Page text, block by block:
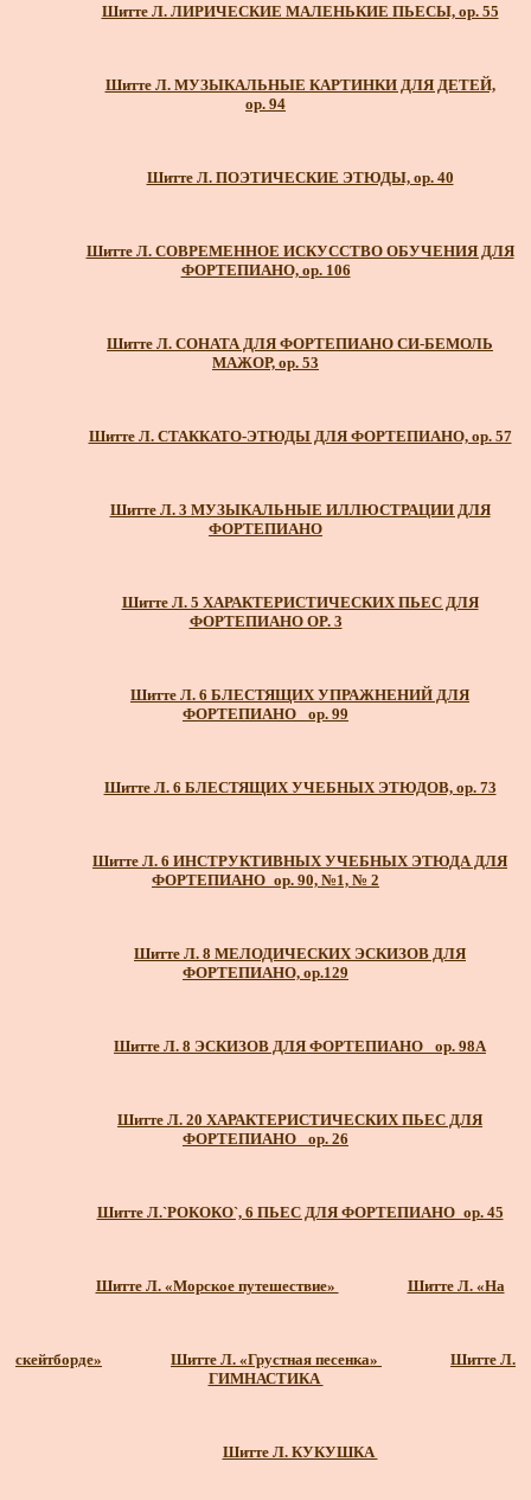
Шитте Л. ЛИРИЧЕСКИЕ МАЛЕНЬКИЕ ПЬЕСЫ, ор. 55
Шитте Л. МУЗЫКАЛЬНЫЕ КАРТИНКИ ДЛЯ ДЕТЕЙ,
ор. 94
Шитте Л. ПОЭТИЧЕСКИЕ ЭТЮДЫ, ор. 40
Шитте Л. СОВРЕМЕННОЕ ИСКУССТВО ОБУЧЕНИЯ ДЛЯ
ФОРТЕПИАНО, ор. 106
Шитте Л. СОНАТА ДЛЯ ФОРТЕПИАНО СИ-БЕМОЛЬ
МАЖОР, ор. 53
Шитте Л. СТАККАТО-ЭТЮДЫ ДЛЯ ФОРТЕПИАНО, ор. 57
Шитте Л. 3 МУЗЫКАЛЬНЫЕ ИЛЛЮСТРАЦИИ ДЛЯ
ФОРТЕПИАНО
Шитте Л. 5 ХАРАКТЕРИСТИЧЕСКИХ ПЬЕС ДЛЯ
ФОРТЕПИАНО OP. 3
Шитте Л. 6 БЛЕСТЯЩИХ УПРАЖНЕНИЙ ДЛЯ
ФОРТЕПИАНО_ ор. 99
Шитте Л. 6 БЛЕСТЯЩИХ УЧЕБНЫХ ЭТЮДОВ, ор. 73
Шитте Л. 6 ИНСТРУКТИВНЫХ УЧЕБНЫХ ЭТЮДА ДЛЯ
ФОРТЕПИАНО_ор. 90, №1, № 2
Шитте Л. 8 МЕЛОДИЧЕСКИХ ЭСКИЗОВ ДЛЯ
ФОРТЕПИАНО, ор.129
Шитте Л. 8 ЭСКИЗОВ ДЛЯ ФОРТЕПИАНО_ ор. 98A
Шитте Л. 20 ХАРАКТЕРИСТИЧЕСКИХ ПЬЕС ДЛЯ
ФОРТЕПИАНО_ ор. 26
Шитте Л.`РОКОКО`, 6 ПЬЕС ДЛЯ ФОРТЕПИАНО_ор. 45
Шитте Л. «Морское путешествие» Шитте Л. «На
скейтборде» Шитте Л. «Грустная песенка»
Шитте Л.
ГИМНАСТИКА
Шитте Л. КУКУШКА